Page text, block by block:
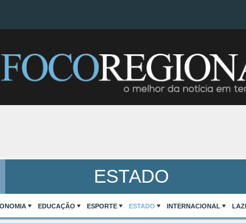
ESTADO
EDUCAÇÃO ESPORTE ESTADO INTERNACIONAL